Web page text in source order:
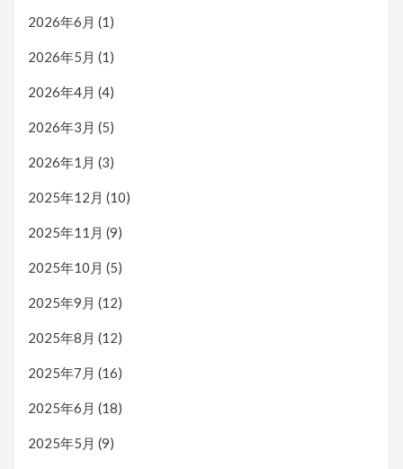
2026年6月 (1)
2026年5月 (1)
2026年4月 (4)
2026年3月 (5)
2026年1月 (3)
2025年12月 (10)
2025年11月 (9)
2025年10月 (5)
2025年9月 (12)
2025年8月 (12)
2025年7月 (16)
2025年6月 (18)
2025年5月 (9)